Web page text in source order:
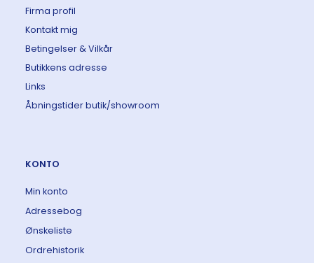
Firma profil
Kontakt mig
Betingelser & Vilkår
Butikkens adresse
Links
Åbningstider butik/showroom
KONTO
Min konto
Adressebog
Ønskeliste
Ordrehistorik